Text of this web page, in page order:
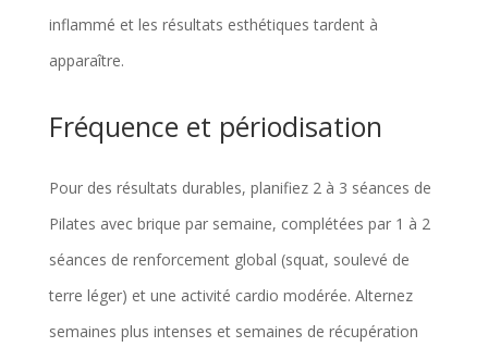
n
e
s
r
e
c
inflammé et les résultats esthétiques tardent à
apparaître.
Fréquence et périodisation
Pour des résultats durables, planifiez 2 à 3 séances de
Pilates avec brique par semaine, complétées par 1 à 2
séances de renforcement global (squat, soulevé de
terre léger) et une activité cardio modérée. Alternez
semaines plus intenses et semaines de récupération